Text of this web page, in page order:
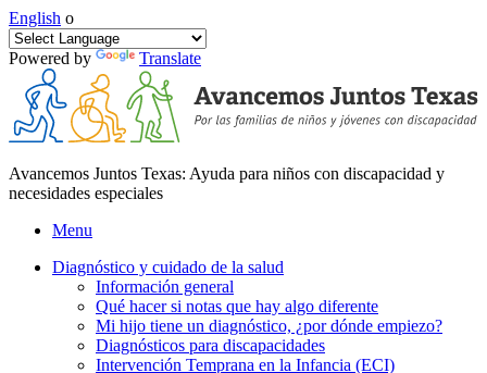
English o
Powered by Translate
Avancemos Juntos Texas: Ayuda para niños con discapacidad y
necesidades especiales
Menu
Diagnóstico y cuidado de la salud
Información general
Qué hacer si notas que hay algo diferente
Mi hijo tiene un diagnóstico, ¿por dónde empiezo?
Diagnósticos para discapacidades
Intervención Temprana en la Infancia (ECI)